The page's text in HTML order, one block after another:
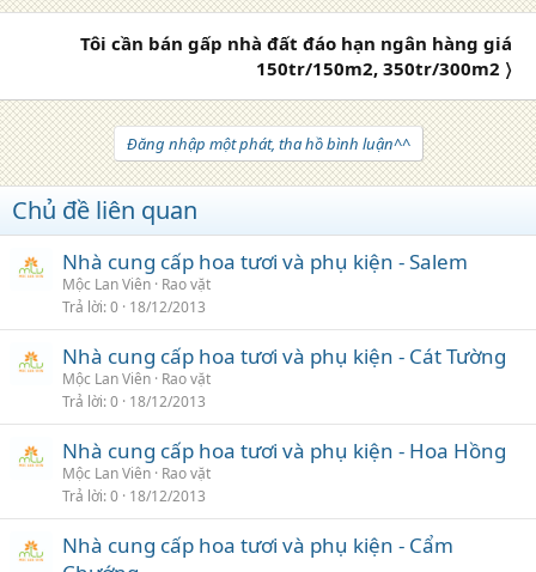
Tôi cần bán gấp nhà đất đáo hạn ngân hàng giá
150tr/150m2, 350tr/300m2 〉
Đăng nhập một phát, tha hồ bình luận^^
Chủ đề liên quan
Nhà cung cấp hoa tươi và phụ kiện - Salem
Mộc Lan Viên Rao vặt
Trả lời 0 18/12/2013
Nhà cung cấp hoa tươi và phụ kiện - Cát Tường
Mộc Lan Viên Rao vặt
Trả lời 0 18/12/2013
Nhà cung cấp hoa tươi và phụ kiện - Hoa Hồng
Mộc Lan Viên Rao vặt
Trả lời 0 18/12/2013
Nhà cung cấp hoa tươi và phụ kiện - Cẩm